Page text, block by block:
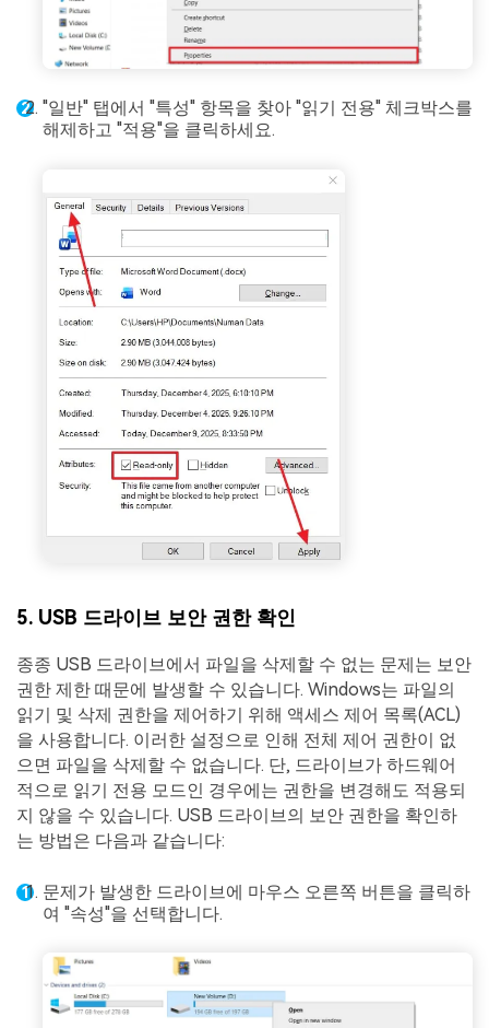
"일반" 탭에서 "특성" 항목을 찾아 "읽기 전용" 체크박스를
해제하고 "적용"을 클릭하세요.
5. USB 드라이브 보안 권한 확인
종종 USB 드라이브에서 파일을 삭제할 수 없는 문제는 보안
권한 제한 때문에 발생할 수 있습니다. Windows는 파일의
읽기 및 삭제 권한을 제어하기 위해 액세스 제어 목록(ACL)
을 사용합니다. 이러한 설정으로 인해 전체 제어 권한이 없
으면 파일을 삭제할 수 없습니다. 단, 드라이브가 하드웨어
적으로 읽기 전용 모드인 경우에는 권한을 변경해도 적용되
지 않을 수 있습니다. USB 드라이브의 보안 권한을 확인하
는 방법은 다음과 같습니다:
문제가 발생한 드라이브에 마우스 오른쪽 버튼을 클릭하
여 "속성"을 선택합니다.